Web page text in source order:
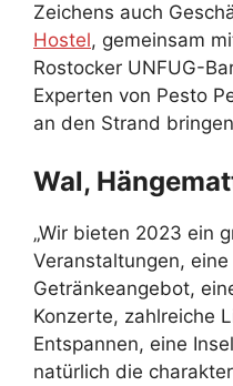
Zeichens auch
Hostel, gemeinsam
Rostocker UNFUG-
Experten von Pesto
an den Strand
Wal,
„Wir bieten 2023 ein
Veranstaltungen,
Getränkeangebot,
Konzerte, zahlreiche
Entspannen, eine
natürlich die